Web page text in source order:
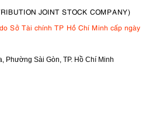
JOINT STOCK COMPANY)
Sở Tài chính TP Hồ Chí Minh cấp ngày
Phường Sài Gòn, TP. Hồ Chí Minh